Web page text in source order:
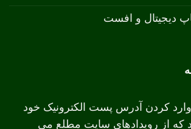
دیجیتال و افست
وارد کردن آدرس پست الکترونیک خود
که از رویدادهای سایت مطلع می